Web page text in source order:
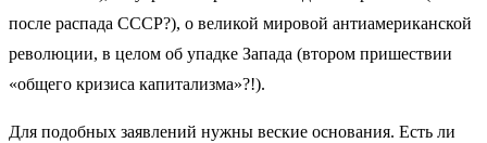
после распада СССР?), о великой мировой антиамериканской
революции, в целом об упадке Запада (втором пришествии
«общего кризиса капитализма»?!).
Для подобных заявлений нужны веские основания. Есть ли